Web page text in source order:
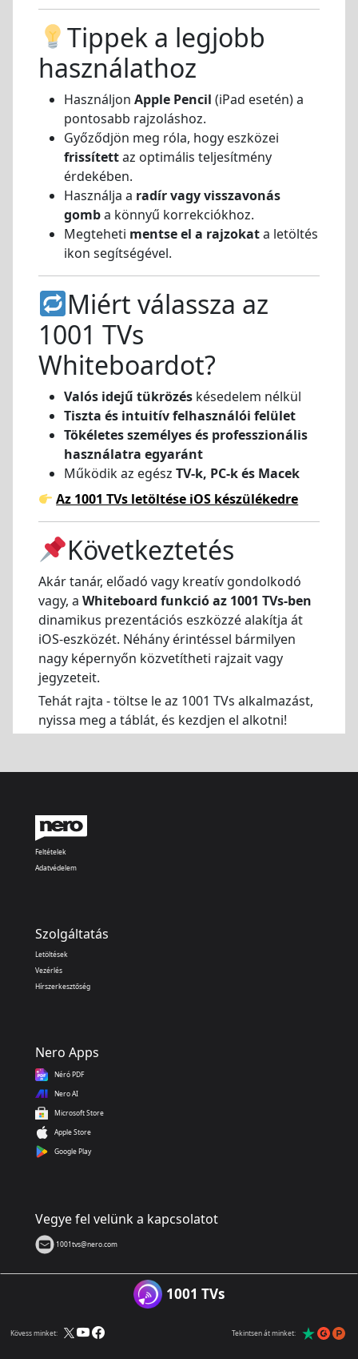
Tippek a legjobb
használathoz
Használjon Apple Pencil (iPad esetén) a
pontosabb rajzoláshoz.
Győződjön meg róla, hogy eszközei
frissítettaz optimális teljesítmény
érdekében.
Használja a radír vagy visszavonás
gomba könnyű korrekciókhoz.
Megteheti mentse el a rajzokata letöltés
ikon segítségével.
Miért válassza az
1001 TVs
Whiteboardot?
Valós idejű tükrözés késedelem nélkül
Tiszta és intuitív felhasználói felület
Tökéletes személyes és professzionális
használatra egyaránt
Működik az egész TV-k, PC-k és Macek
Az 1001 TVs letöltése iOS készülékedre
Következtetés
Akár tanár, előadó vagy kreatív gondolkodó
vagy, a Whiteboard funkció az 1001 TVs-ben
dinamikus prezentációs eszközzé alakítja át
iOS-eszközét. Néhány érintéssel bármilyen
nagy képernyőn közvetítheti rajzait vagy
jegyzeteit.
Tehát rajta - töltse le az 1001 TVs alkalmazást,
nyissa meg a táblát, és kezdjen el alkotni!
Feltételek
Adatvédelem
Szolgáltatás
Letöltések
Vezérlés
Hírszerkesztőség
Nero Apps
Néró PDF
Nero AI
Microsoft Store
Apple Store
Google Play
Vegye fel velünk a kapcsolatot
1001tvs@nero.com
1001 TVs
Kövess minket: Tekintsen át minket: